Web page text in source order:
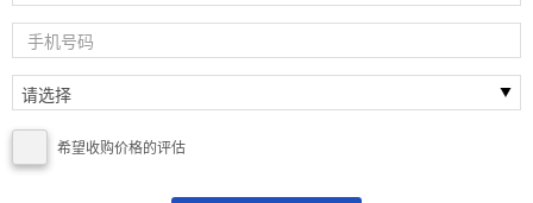
希望收购价格的评估